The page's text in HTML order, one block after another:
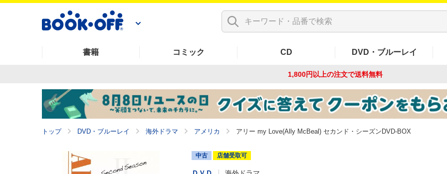
書籍 コミック CD DVD・ブルーレイ
1,800円以上の注文で送料無料
トップ DVD・ブルーレイ 海外ドラマ アメリカ アリー my Love(Ally McBeal) セカンド・シーズンDVD-BOX
中古 店舗受取可